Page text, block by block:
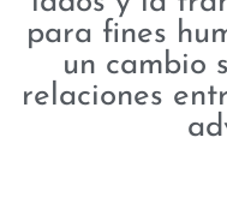
para fines
un cambio
relaciones